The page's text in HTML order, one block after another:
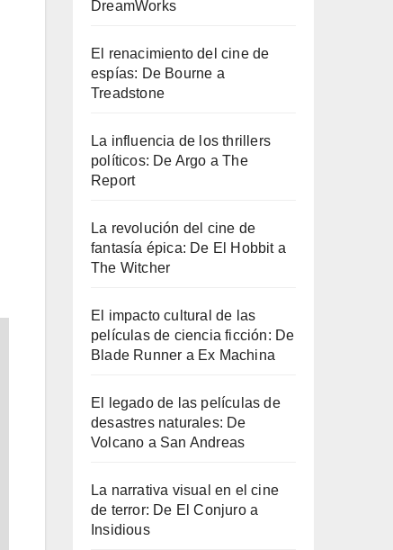
DreamWorks
El renacimiento del cine de
espías: De Bourne a
Treadstone
La influencia de los thrillers
políticos: De Argo a The
Report
La revolución del cine de
fantasía épica: De El Hobbit a
The Witcher
El impacto cultural de las
películas de ciencia ficción: De
Blade Runner a Ex Machina
El legado de las películas de
desastres naturales: De
Volcano a San Andreas
La narrativa visual en el cine
de terror: De El Conjuro a
Insidious